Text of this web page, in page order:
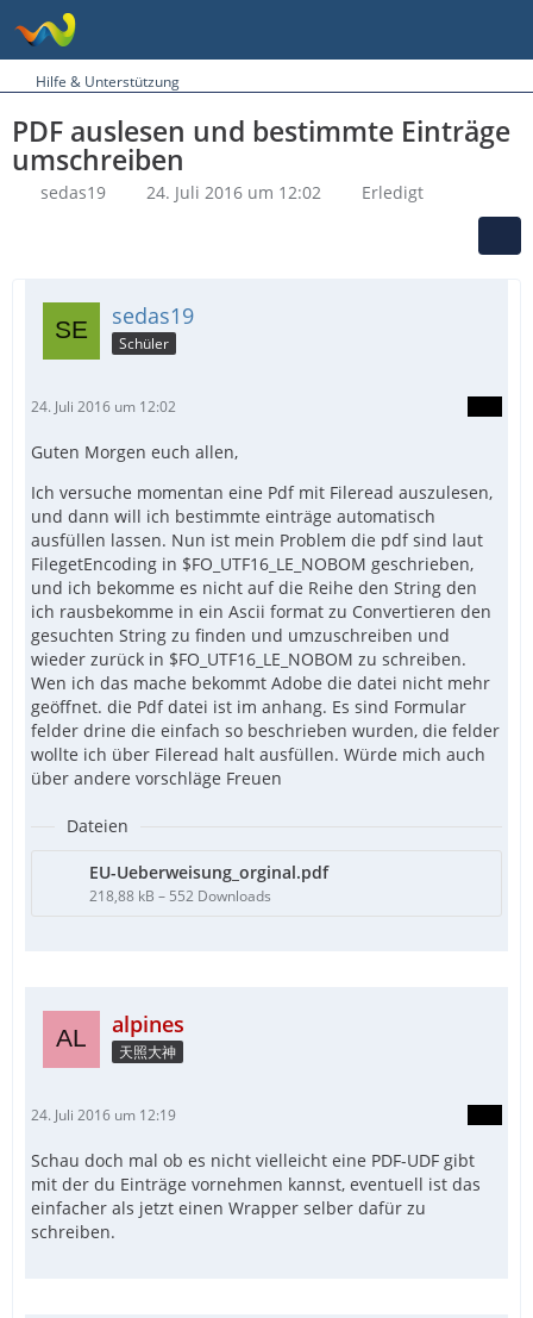
Hilfe & Unterstützung
PDF auslesen und bestimmte Einträge
umschreiben
sedas19 24. Juli 2016 um 12:02 Erledigt
sedas19
Schüler
24. Juli 2016 um 12:02
Guten Morgen euch allen,
Ich versuche momentan eine Pdf mit Fileread auszulesen,
und dann will ich bestimmte einträge automatisch
ausfüllen lassen. Nun ist mein Problem die pdf sind laut
FilegetEncoding in $FO_UTF16_LE_NOBOM geschrieben,
und ich bekomme es nicht auf die Reihe den String den
ich rausbekomme in ein Ascii format zu Convertieren den
gesuchten String zu finden und umzuschreiben und
wieder zurück in $FO_UTF16_LE_NOBOM zu schreiben.
Wen ich das mache bekommt Adobe die datei nicht mehr
geöffnet. die Pdf datei ist im anhang. Es sind Formular
felder drine die einfach so beschrieben wurden, die felder
wollte ich über Fileread halt ausfüllen. Würde mich auch
über andere vorschläge Freuen
Dateien
EU-Ueberweisung_orginal.pdf
218,88 kB – 552 Downloads
alpines
天照大神
24. Juli 2016 um 12:19
Schau doch mal ob es nicht vielleicht eine PDF-UDF gibt
mit der du Einträge vornehmen kannst, eventuell ist das
einfacher als jetzt einen Wrapper selber dafür zu
schreiben.